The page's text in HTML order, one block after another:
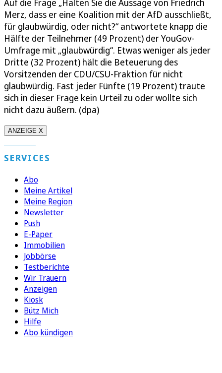
Merz, dass er eine Koalition mit der AfD ausschließt,
für glaubwürdig, oder nicht?“ antwortete knapp die
Hälfte der Teilnehmer (49 Prozent) der YouGov-
Umfrage mit „glaubwürdig“. Etwas weniger als jeder
Dritte (32 Prozent) hält die Beteuerung des
Vorsitzenden der CDU/CSU-Fraktion für nicht
glaubwürdig. Fast jeder Fünfte (19 Prozent) traute
sich in dieser Frage kein Urteil zu oder wollte sich
nicht dazu äußern. (dpa)
ANZEIGE X
SERVICES
Abo
Meine Artikel
Meine Region
Newsletter
Push
E-Paper
Immobilien
Jobbörse
Testberichte
Wir Trauern
Anzeigen
Kiosk
Bütz Mich
Hilfe
Abo kündigen